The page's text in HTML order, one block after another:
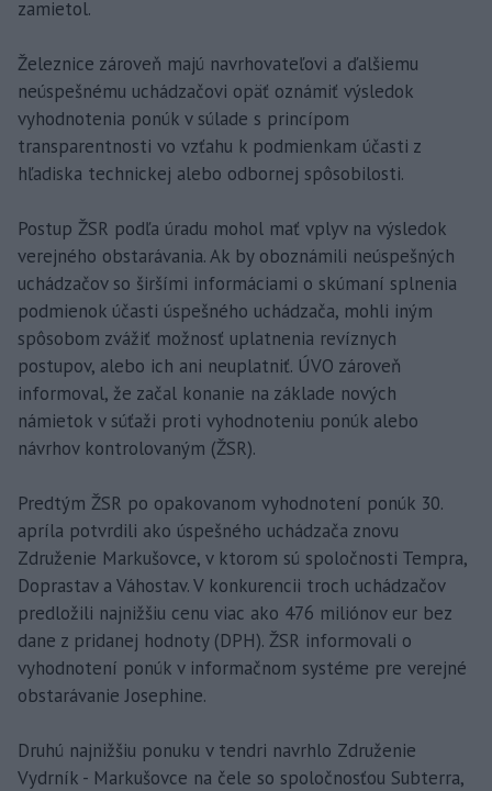
zamietol.
Železnice zároveň majú navrhovateľovi a ďalšiemu
neúspešnému uchádzačovi opäť oznámiť výsledok
vyhodnotenia ponúk v súlade s princípom
transparentnosti vo vzťahu k podmienkam účasti z
hľadiska technickej alebo odbornej spôsobilosti.
Postup ŽSR podľa úradu mohol mať vplyv na výsledok
verejného obstarávania. Ak by oboznámili neúspešných
uchádzačov so širšími informáciami o skúmaní splnenia
podmienok účasti úspešného uchádzača, mohli iným
spôsobom zvážiť možnosť uplatnenia revíznych
postupov, alebo ich ani neuplatniť. ÚVO zároveň
informoval, že začal konanie na základe nových
námietok v súťaži proti vyhodnoteniu ponúk alebo
návrhov kontrolovaným (ŽSR).
Predtým ŽSR po opakovanom vyhodnotení ponúk 30.
apríla potvrdili ako úspešného uchádzača znovu
Združenie Markušovce, v ktorom sú spoločnosti Tempra,
Doprastav a Váhostav. V konkurencii troch uchádzačov
predložili najnižšiu cenu viac ako 476 miliónov eur bez
dane z pridanej hodnoty (DPH). ŽSR informovali o
vyhodnotení ponúk v informačnom systéme pre verejné
obstarávanie Josephine.
Druhú najnižšiu ponuku v tendri navrhlo Združenie
Vydrník - Markušovce na čele so spoločnosťou Subterra,